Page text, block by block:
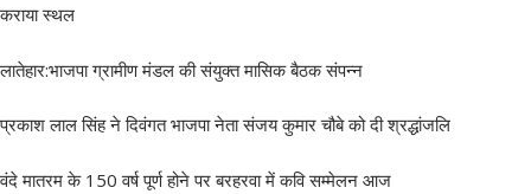
कराया स्थल
लातेहार:भाजपा ग्रामीण मंडल की संयुक्त मासिक बैठक संपन्न
प्रकाश लाल सिंह ने दिवंगत भाजपा नेता संजय कुमार चौबे को दी श्रद्धांजलि
वंदे मातरम के 150 वर्ष पूर्ण होने पर बरहरवा में कवि सम्मेलन आज